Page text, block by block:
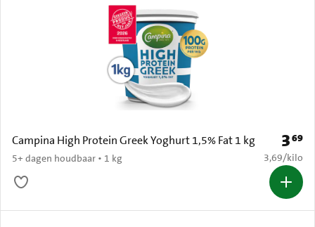
Campina High Protein Greek Yoghurt 1,5% Fat 1 kg
5+ dagen houdbaar • 1 kg
Prijs:
369
€ 3,69 per
3,69/kilo